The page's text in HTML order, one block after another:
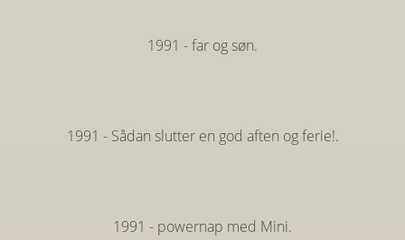
1991 - far og søn.
1991 - Sådan slutter en god aften og ferie!.
1991 - powernap med Mini.